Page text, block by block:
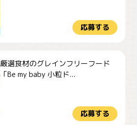
応募する
厳選食材のグレインフリーフード
「Be my baby 小粒ド...
応募する